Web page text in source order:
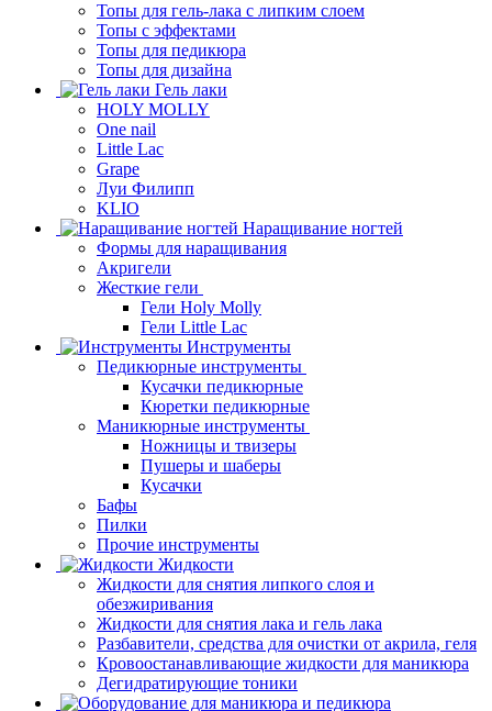
Топы для гель-лака с липким слоем
Топы с эффектами
Топы для педикюра
Топы для дизайна
Гель лаки
HOLY MOLLY
One nail
Little Lac
Grape
Луи Филипп
KLIO
Наращивание ногтей
Формы для наращивания
Акригели
Жесткие гели
Гели Holy Molly
Гели Little Lac
Инструменты
Педикюрные инструменты
Кусачки педикюрные
Кюретки педикюрные
Маникюрные инструменты
Ножницы и твизеры
Пушеры и шаберы
Кусачки
Бафы
Пилки
Прочие инструменты
Жидкости
Жидкости для снятия липкого слоя и
обезжиривания
Жидкости для снятия лака и гель лака
Разбавители, средства для очистки от акрила, геля
Кровоостанавливающие жидкости для маникюра
Дегидратирующие тоники